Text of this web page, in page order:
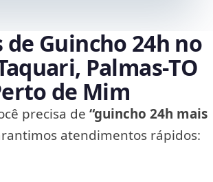
de Guincho 24h no
Palmas‑TO
de Mim
precisa de “guincho 24h mais
atendimentos rápidos: